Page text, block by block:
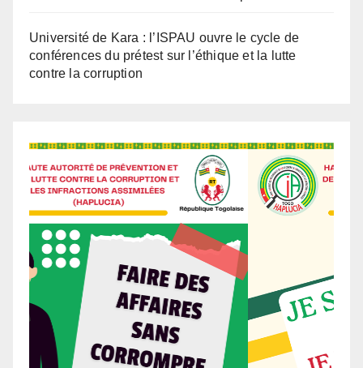
conférences du prétest sur l’éthique et la lutte
contre la corruption